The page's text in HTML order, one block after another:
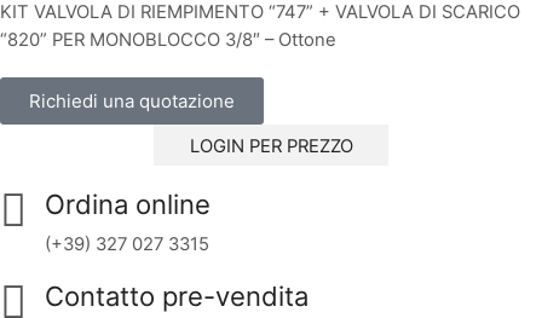
KIT VALVOLA DI RIEMPIMENTO “747” + VALVOLA DI SCARICO
“820” PER MONOBLOCCO 3/8″ – Ottone
Richiedi una quotazione
LOGIN PER PREZZO
Ordina online
(+39) 327 027 3315
Contatto pre-vendita